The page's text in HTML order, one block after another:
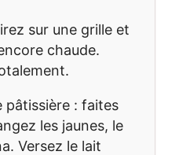
sur une grille et
chaude.
pâtissière : faites
les jaunes, le
Versez le lait